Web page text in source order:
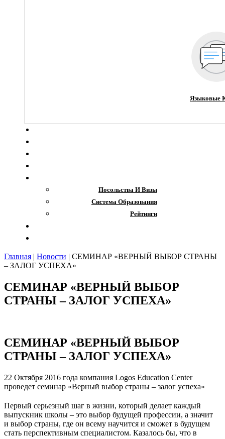
Языковые
Посольства И Визы
Система Образования
Рейтинги
Главная | Новости | СЕМИНАР «ВЕРНЫЙ ВЫБОР СТРАНЫ
– ЗАЛОГ УСПЕХА»
СЕМИНАР «ВЕРНЫЙ ВЫБОР
СТРАНЫ – ЗАЛОГ УСПЕХА»
СЕМИНАР «ВЕРНЫЙ ВЫБОР
СТРАНЫ – ЗАЛОГ УСПЕХА»
22 Октября 2016 года компания Logos Education Center
проведет семинар «Верный выбор страны – залог успеха»
Первый серьезный шаг в жизни, который делает каждый
выпускник школы – это выбор будущей профессии, а значит
и выбор страны, где он всему научится и сможет в будущем
стать перспективным специалистом. Казалось бы, что в